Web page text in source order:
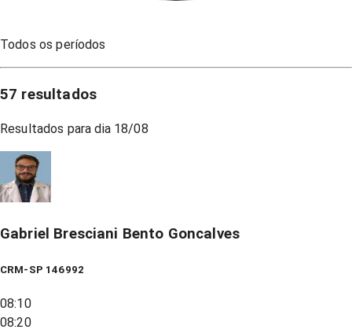
Todos os períodos
57 resultados
Resultados para dia 18/08
Gabriel Bresciani Bento Goncalves
CRM-SP 146992
08:10
08:20